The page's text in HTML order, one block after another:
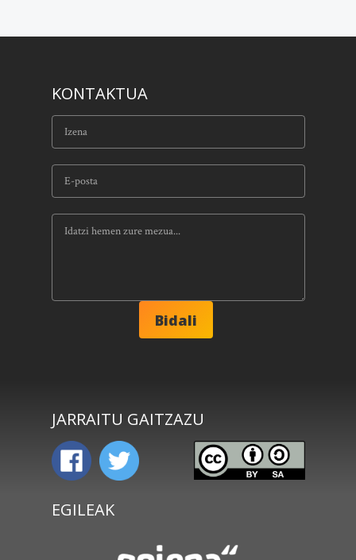
KONTAKTUA
JARRAITU GAITZAZU
EGILEAK